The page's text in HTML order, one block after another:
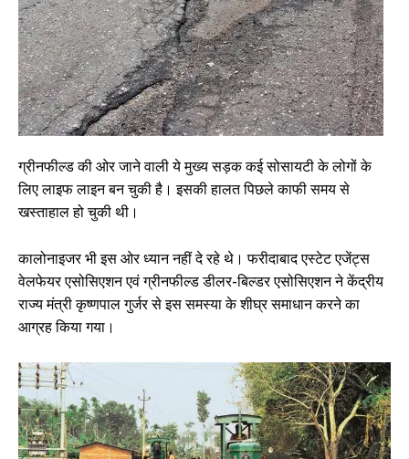
ग्रीनफील्ड की ओर जाने वाली ये मुख्य सड़क कई सोसायटी के लोगों के
लिए लाइफ लाइन बन चुकी है। इसकी हालत पिछले काफी समय से
खस्ताहाल हो चुकी थी।
कालोनाइजर भी इस ओर ध्यान नहीं दे रहे थे। फरीदाबाद एस्टेट एजेंट्स
वेलफेयर एसोसिएशन एवं ग्रीनफील्ड डीलर-बिल्डर एसोसिएशन ने केंद्रीय
राज्य मंत्री कृष्णपाल गुर्जर से इस समस्या के शीघ्र समाधान करने का
आग्रह किया गया।